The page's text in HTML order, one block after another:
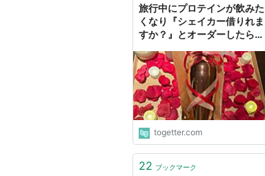
旅行中にプロテインが飲みた
くなり『シェイカー借りれま
すか？』とオーダーしたらリ
るか斜め上の対応をしてくれ
た
togetter.com
22 ブックマーク